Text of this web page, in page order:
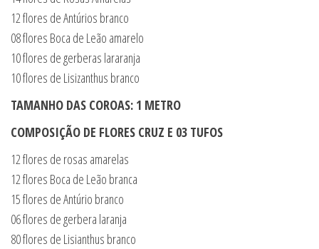
12 flores de Antúrios branco
08 flores Boca de Leão amarelo
10 flores de gerberas lararanja
10 flores de Lisizanthus branco
TAMANHO DAS COROAS: 1 METRO
COMPOSIÇÃO DE FLORES CRUZ E 03 TUFOS
12 flores de rosas amarelas
12 flores Boca de Leão branca
15 flores de Antúrio branco
06 flores de gerbera laranja
80 flores de Lisianthus branco